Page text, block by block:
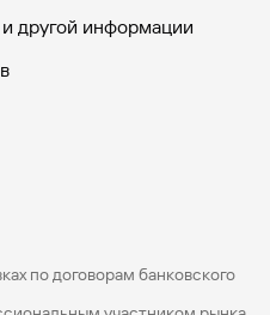
«Автодрайв
дизайном
другой информации
обслуживанием
по договорам банковского